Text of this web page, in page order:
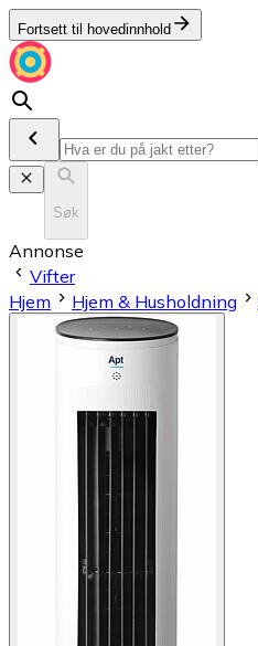
Fortsett til hovedinnhold
Søk
Annonse
Vifter
Hjem
Hjem & Husholdning